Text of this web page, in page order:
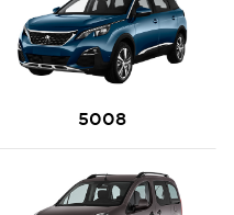
5008